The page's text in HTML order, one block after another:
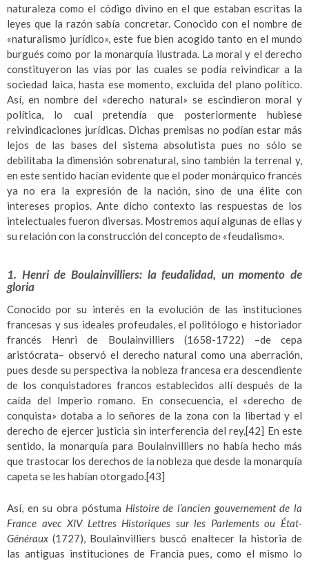
naturaleza como el código divino en el que estaban escritas la
leyes que la razón sabía concretar. Conocido con el nombre de
«naturalismo jurídico», este fue bien acogido tanto en el mundo
burgués como por la monarquía ilustrada. La moral y el derecho
constituyeron las vías por las cuales se podía reivindicar a la
sociedad laica, hasta ese momento, excluida del plano político.
Así, en nombre del «derecho natural» se escindieron moral y
política, lo cual pretendía que posteriormente hubiese
reivindicaciones jurídicas. Dichas premisas no podían estar más
lejos de las bases del sistema absolutista pues no sólo se
debilitaba la dimensión sobrenatural, sino también la terrenal y,
en este sentido hacían evidente que el poder monárquico francés
ya no era la expresión de la nación, sino de una élite con
intereses propios. Ante dicho contexto las respuestas de los
intelectuales fueron diversas. Mostremos aquí algunas de ellas y
su relación con la construcción del concepto de «feudalismo».
1. Henri de Boulainvilliers: la feudalidad, un momento de
gloria
Conocido por su interés en la evolución de las instituciones
francesas y sus ideales profeudales, el politólogo e historiador
francés Henri de Boulainvilliers (1658-1722) –de cepa
aristócrata– observó el derecho natural como una aberración,
pues desde su perspectiva la nobleza francesa era descendiente
de los conquistadores francos establecidos allí después de la
caída del Imperio romano. En consecuencia, el «derecho de
conquista» dotaba a lo señores de la zona con la libertad y el
derecho de ejercer justicia sin interferencia del rey.[42] En este
sentido, la monarquía para Boulainvilliers no había hecho más
que trastocar los derechos de la nobleza que desde la monarquía
capeta se les habían otorgado.[43]
Así, en su obra póstuma Histoire de l’ancien gouvernement de la
France avec XIV Lettres Historiques sur les Parlements ou État-
Généraux (1727), Boulainvilliers buscó enaltecer la historia de
las antiguas instituciones de Francia pues, como el mismo lo